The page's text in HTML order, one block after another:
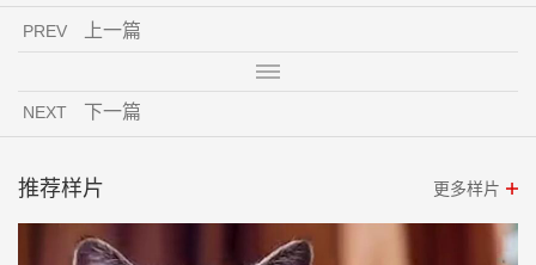
PREV 上一篇
NEXT 下一篇
推荐样片 更多样片